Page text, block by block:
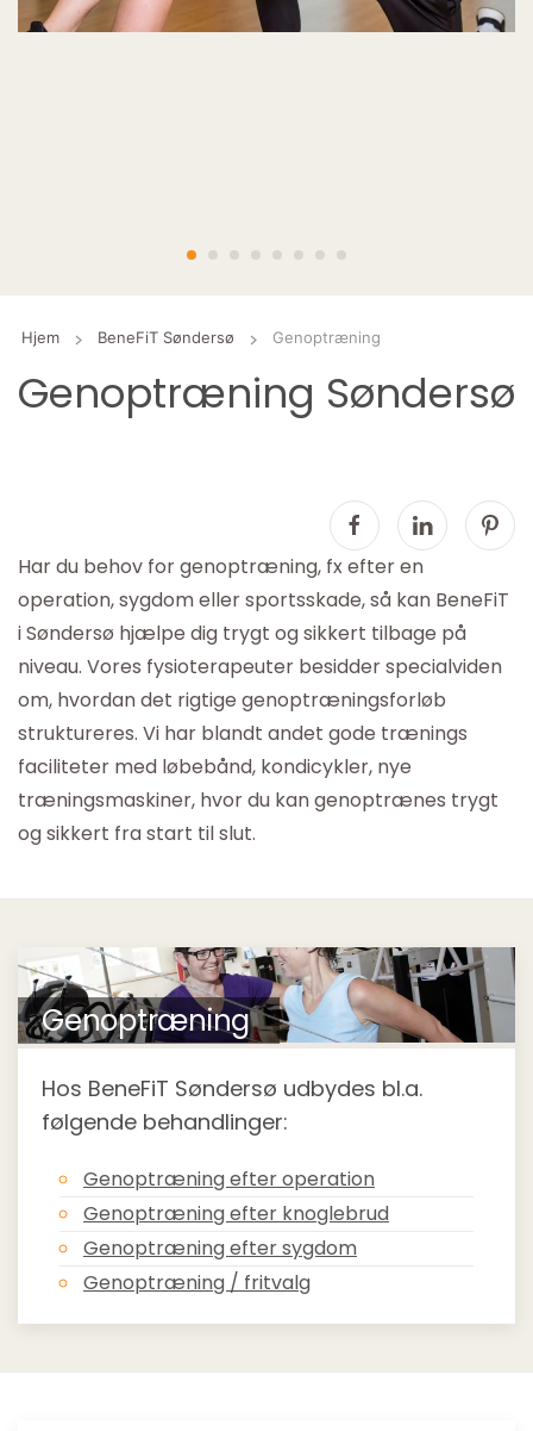
Hjem BeneFiT Søndersø Genoptræning
Genoptræning Søndersø
Har du behov for genoptræning, fx efter en
operation, sygdom eller sportsskade, så kan BeneFiT
i Søndersø hjælpe dig trygt og sikkert tilbage på
niveau. Vores fysioterapeuter besidder specialviden
om, hvordan det rigtige genoptræningsforløb
struktureres. Vi har blandt andet gode trænings
faciliteter med løbebånd, kondicykler, nye
træningsmaskiner, hvor du kan genoptrænes trygt
og sikkert fra start til slut.
Genoptræning
Hos BeneFiT Søndersø udbydes bl.a.
følgende behandlinger:
Genoptræning efter operation
Genoptræning efter knoglebrud
Genoptræning efter sygdom
Genoptræning / fritvalg